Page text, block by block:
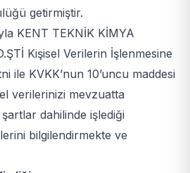
getirmiştir.
KENT TEKNİK KİMYA
Kişisel Verilerin İşlenmesine
ile KVKK’nun 10’uncu maddesi
verilerinizi mevzuatta
dahilinde işlediği
bilgilendirmekte ve